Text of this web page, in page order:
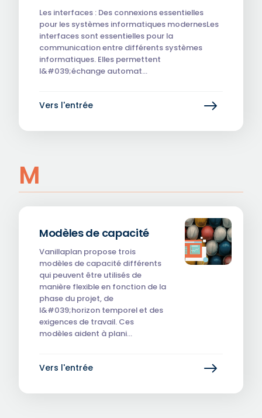
Les interfaces : Des connexions essentielles
pour les systèmes informatiques modernesLes
interfaces sont essentielles pour la
communication entre différents systèmes
informatiques. Elles permettent
l&#039;échange automat…
Vers l'entrée
M
Modèles de capacité
Vanillaplan propose trois
modèles de capacité différents
qui peuvent être utilisés de
manière flexible en fonction de la
phase du projet, de
l&#039;horizon temporel et des
exigences de travail. Ces
modèles aident à plani…
Vers l'entrée